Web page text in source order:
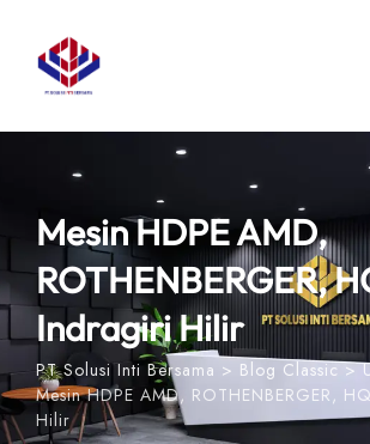
content
Mesin HDPE AMD,
ROTHENBERGER,
Indragiri Hilir
PT Solusi Inti Bersama > Blog Classic>
Mesin HDPE AMD, ROTHENBERGER,
Hilir